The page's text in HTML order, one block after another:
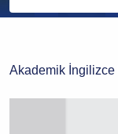
Akademik İngilizce